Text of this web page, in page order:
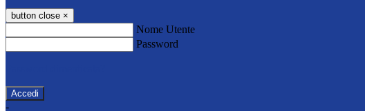
button close ×
Nome Utente
Password
-